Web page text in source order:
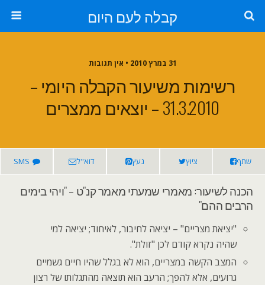
קבלה לעם היום
31 במרץ 2010 • אין תגובות
רשימות משיעור הקבלה היומי –
31.3.2010 – יוצאים ממצרים
שתף ציוץ נעץ דוא"ל SMS
הכנה לשיעור: מאמרי שמעתי מאמר קנ"ט – "ויהי בימים
הרבים ההם"
"יציאת מצריים" – יציאה לחיבור, לאיחוד; יציאה למי
שהיה נקרא קודם לכן "זולת".
המצב הקשה במצריים, הוא לא בגלל שהיו חיים גשמיים
גרועים, אלא להפך; הרעב הוא תוצאה מהתגלותו של רצון